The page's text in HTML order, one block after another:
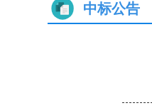
中标公告